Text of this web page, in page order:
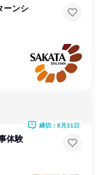
ーンシ
体験
締切：8月31日